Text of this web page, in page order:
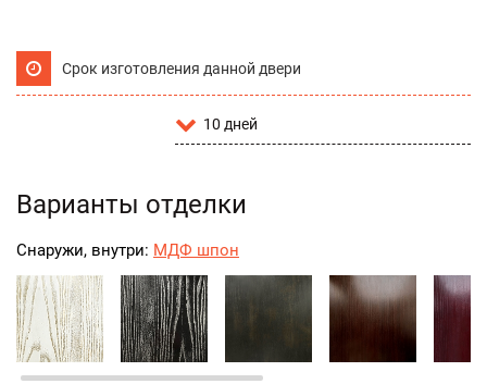
Срок изготовления данной двери
10 дней
Варианты отделки
Снаружи, внутри: МДФ шпон